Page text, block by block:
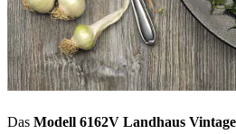
Das Modell 6162V Landhaus Vintage